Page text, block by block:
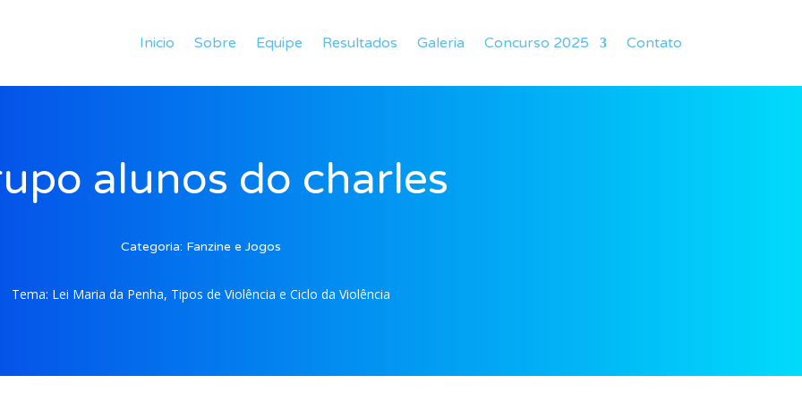
Inicio Sobre Equipe Resultados Galeria Concurso 2025 Contato
alunos do charles
Categoria: Fanzine e Jogos
Tema: Lei Maria da Penha, Tipos de Violência e Ciclo da Violência